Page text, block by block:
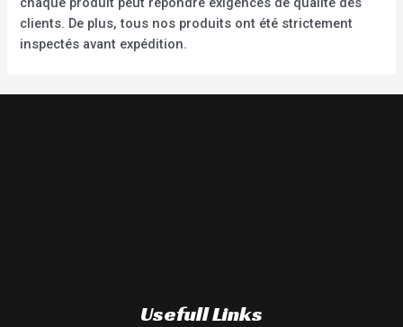
clients. De plus, tous nos produits ont été strictement
inspectés avant expédition.
Usefull Links